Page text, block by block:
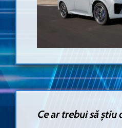
Ce ar trebui să știu